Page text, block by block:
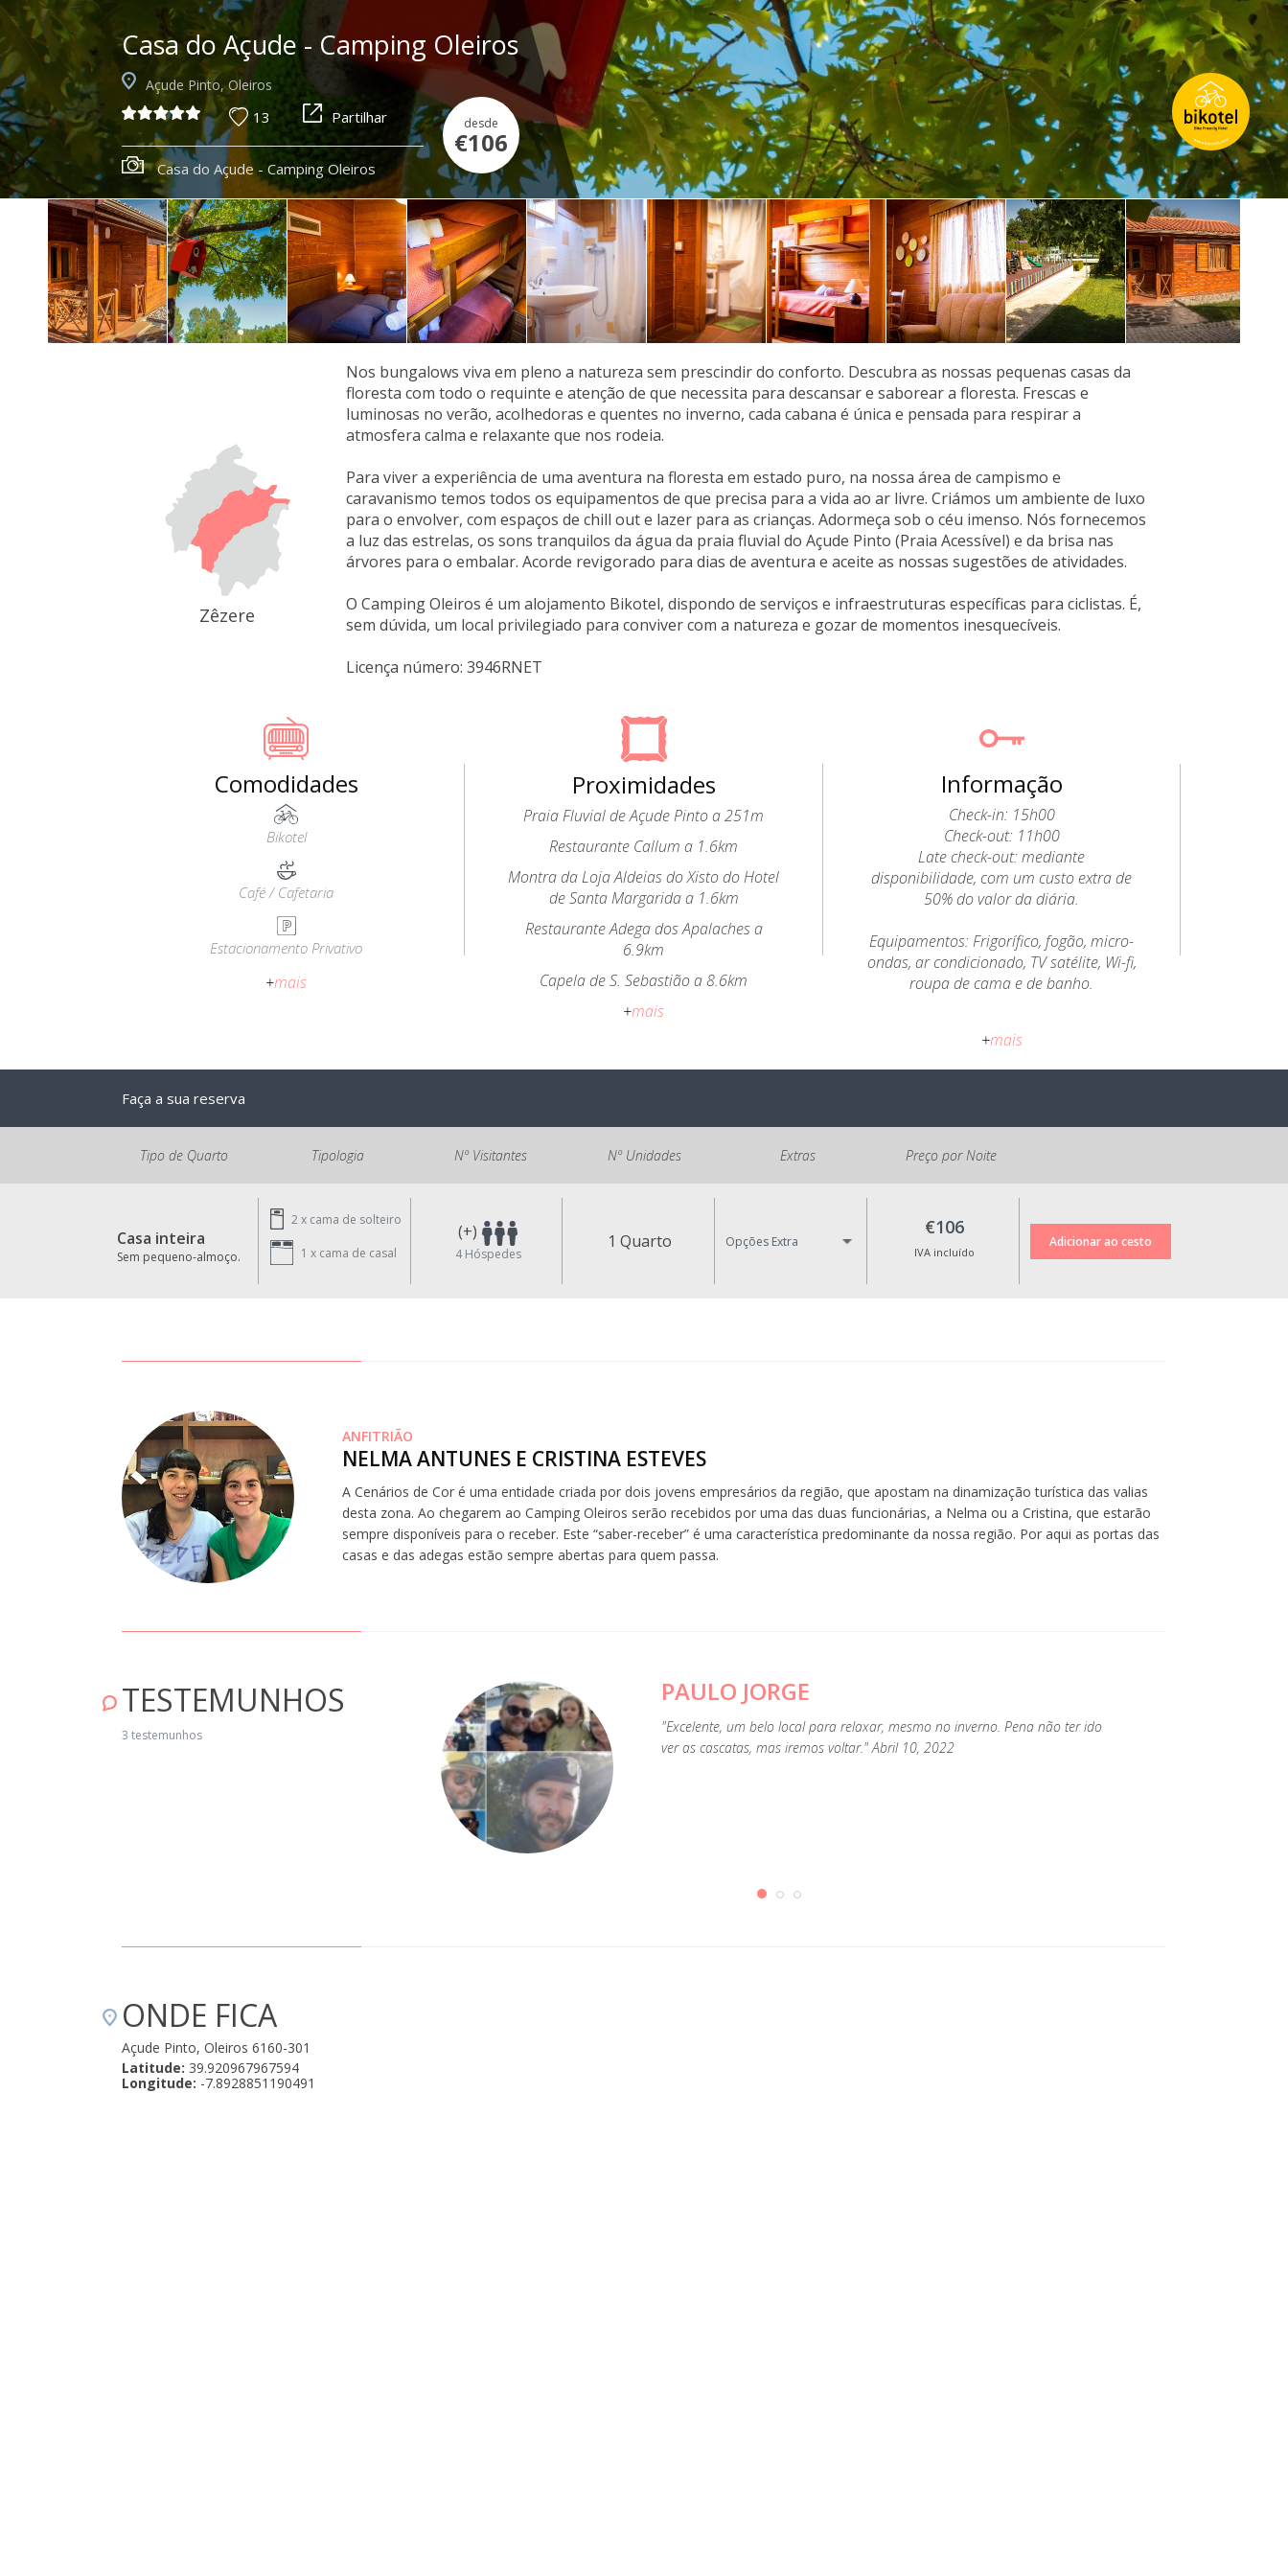
Casa do Açude - Camping Oleiros
Açude Pinto, Oleiros
13 Partilhar desde
€106
Casa do Açude - Camping Oleiros
Zêzere
Nos bungalows viva em pleno a natureza sem prescindir do conforto. Descubra as nossas pequenas casas da
floresta com todo o requinte e atenção de que necessita para descansar e saborear a floresta. Frescas e
luminosas no verão, acolhedoras e quentes no inverno, cada cabana é única e pensada para respirar a
atmosfera calma e relaxante que nos rodeia.
Para viver a experiência de uma aventura na floresta em estado puro, na nossa área de campismo e
caravanismo temos todos os equipamentos de que precisa para a vida ao ar livre. Criámos um ambiente de luxo
para o envolver, com espaços de chill out e lazer para as crianças. Adormeça sob o céu imenso. Nós fornecemos
a luz das estrelas, os sons tranquilos da água da praia fluvial do Açude Pinto (Praia Acessível) e da brisa nas
árvores para o embalar. Acorde revigorado para dias de aventura e aceite as nossas sugestões de atividades.
O Camping Oleiros é um alojamento Bikotel, dispondo de serviços e infraestruturas específicas para ciclistas. É,
sem dúvida, um local privilegiado para conviver com a natureza e gozar de momentos inesquecíveis.
Licença número: 3946RNET
Comodidades
Bikotel
Café / Cafetaria
Estacionamento Privativo
+mais
Proximidades
Praia Fluvial de Açude Pinto a 251m
Restaurante Callum a 1.6km
Montra da Loja Aldeias do Xisto do Hotel
de Santa Margarida a 1.6km
Restaurante Adega dos Apalaches a
6.9km
Capela de S. Sebastião a 8.6km
+mais
Informação
Check-in: 15h00
Check-out: 11h00
Late check-out: mediante
disponibilidade, com um custo extra de
50% do valor da diária.
Equipamentos: Frigorífico, fogão, micro-
ondas, ar condicionado, TV satélite, Wi-fi,
roupa de cama e de banho.
Até 5 dias antes da data de check-in:
valor da reserva em crédito para
sem devolução ou alteração das datas
da reserva.
Todos os preços apresentados incluem
+mais
Faça a sua reserva
Tipo de Quarto Tipologia Nº Visitantes Nº Unidades Extras Preço por Noite
Casa inteira
Sem pequeno-almoço.
2 x cama de solteiro
1 x cama de casal
(+)
4Hóspedes
1 Quarto Opções Extra
€106
IVA incluído
ANFITRIÃO
NELMA ANTUNES E CRISTINA ESTEVES
A Cenários de Cor é uma entidade criada por dois jovens empresários da região, que apostam na dinamização turística das valias
desta zona. Ao chegarem ao Camping Oleiros serão recebidos por uma das duas funcionárias, a Nelma ou a Cristina, que estarão
sempre disponíveis para o receber. Este “saber-receber” é uma característica predominante da nossa região. Por aqui as portas das
casas e das adegas estão sempre abertas para quem passa.
TESTEMUNHOS
3 testemunhos
experiência em família a repetir. Atendimento excelente, as casas são
PAULO JORGE
"Excelente, um belo local para relaxar, mesmo no inverno. Pena não ter ido
ver as cascatas, mas iremos voltar." Abril 10, 2022
ONDE FICA
Açude Pinto, Oleiros 6160-301
Latitude: 39.920967967594
Longitude: -7.8928851190491